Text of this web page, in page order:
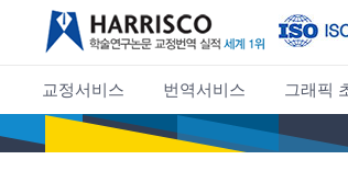
교정서비스 번역서비스 그래픽